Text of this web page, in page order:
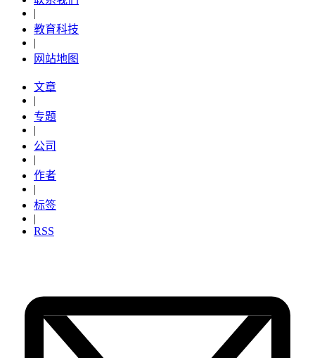
|
教育科技
|
网站地图
文章
|
专题
|
公司
|
作者
|
标签
|
RSS